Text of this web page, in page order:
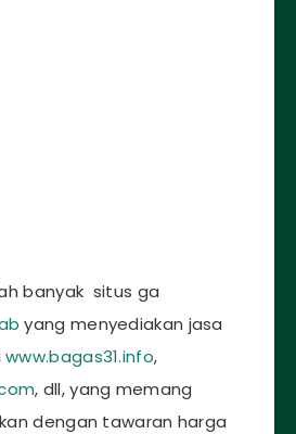
banyak situs ga
yang menyediakan jasa
www.bagas31.info,
, dll, yang memang
dengan tawaran harga